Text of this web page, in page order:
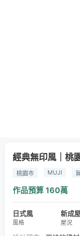
經典無印風｜桃
桃園市 MUJI
MUJI複刻
木作櫃
作品預算 160萬
日式風
風格
新成
屋況